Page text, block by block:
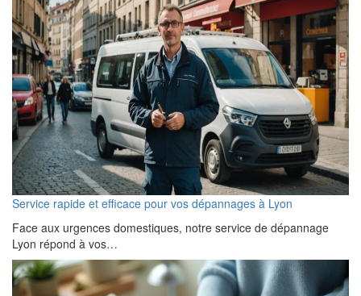
Service rapide et efficace pour vos dépannages à Lyon
Face aux urgences domestiques, notre service de dépannage
Lyon répond à vos…